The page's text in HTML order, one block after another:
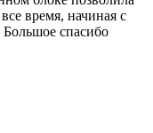
время, начиная с
спасибо